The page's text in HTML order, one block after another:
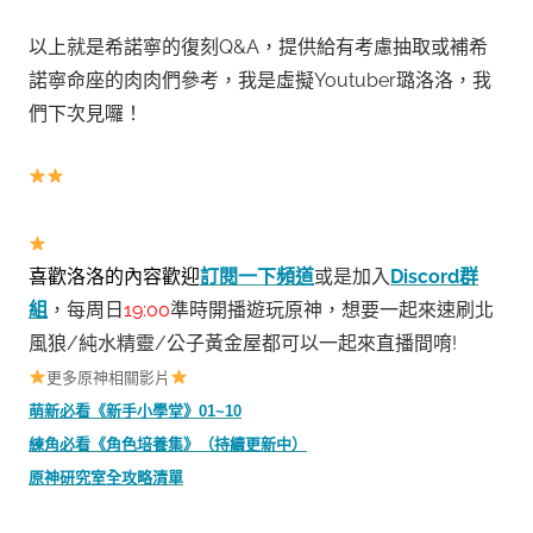
以上就是希諾寧的復刻Q&A，提供給有考慮抽取或補希
諾寧命座的肉肉們參考， 我是虛擬Youtuber璐洛洛，我
們下次見囉！
喜歡洛洛的內容歡迎訂閱一下頻道或是加入Discord群
組 ，每周日 19:00準時開播遊玩原神，想要一起來速刷北
風狼/純水精靈/公子黃金屋都可以一起來直播間唷!
更多原神相關影片
萌新必看《新手小學堂》01~10
練角必看《角色培養集》（持續更新中）
原神研究室全攻略清單